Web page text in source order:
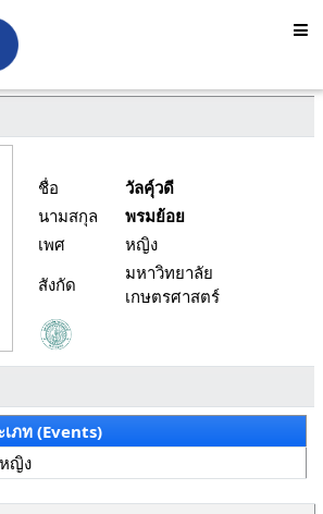
ชื่อ
วัลคุ์วดี
นามสกุล
พรมย้อย
เพศ
หญิง
สังกัด
มหาวิทยาลัย
เกษตรศาสตร์
เภท (Events)
ญิง